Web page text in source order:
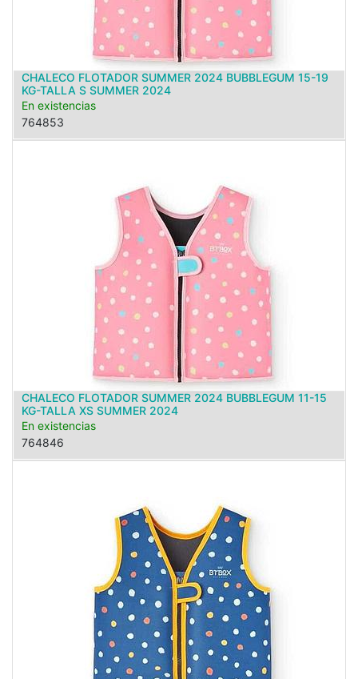
CHALECO FLOTADOR SUMMER 2024 BUBBLEGUM 15-19
KG-TALLA S SUMMER 2024
En existencias
764853
CHALECO FLOTADOR SUMMER 2024 BUBBLEGUM 11-15
KG-TALLA XS SUMMER 2024
En existencias
764846